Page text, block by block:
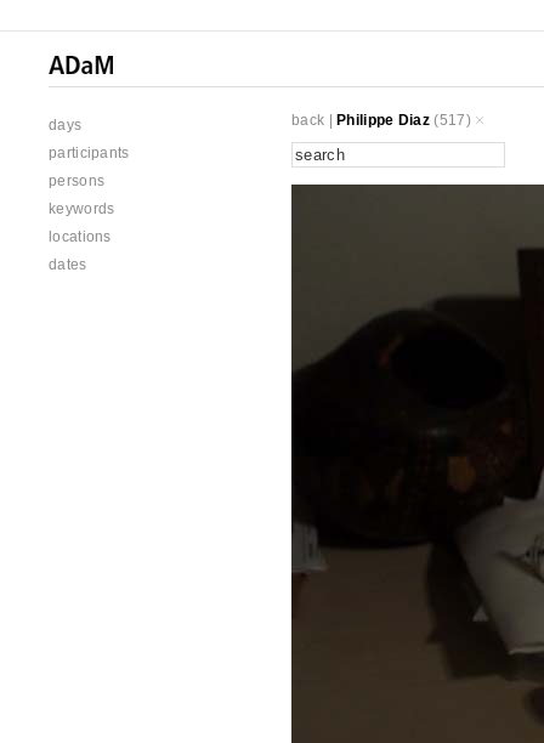
days
participants
persons
keywords
locations
dates
back Philippe Diaz (517)